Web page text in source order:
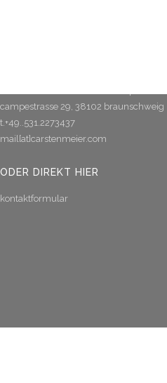
campestrasse 29, 38102 braunschweig
t.+49..531.2273437
mail[at]carstenmeier.com
ODER DIREKT HIER
kontaktformular